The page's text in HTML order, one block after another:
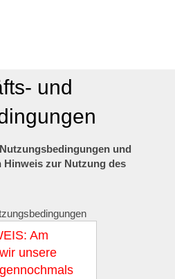
und
und
Hinweis zur Nutzung des
Am
unsere